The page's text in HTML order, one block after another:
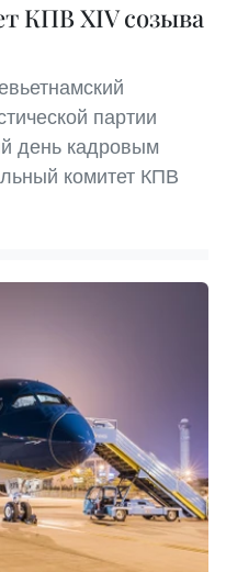
КПВ XIV созыва
партии
день кадровым
комитет КПВ